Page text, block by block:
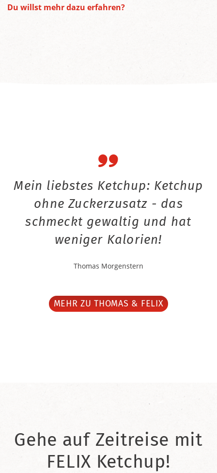
Du willst mehr dazu erfahren?
Mein liebstes Ketchup: Ketchup
ohne Zuckerzusatz - das
schmeckt gewaltig und hat
weniger Kalorien!
Thomas Morgenstern
MEHR ZU THOMAS & FELIX
Gehe auf Zeitreise mit
FELIX Ketchup!